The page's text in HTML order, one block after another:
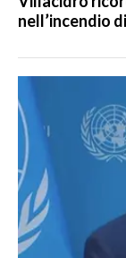
nell’incendio